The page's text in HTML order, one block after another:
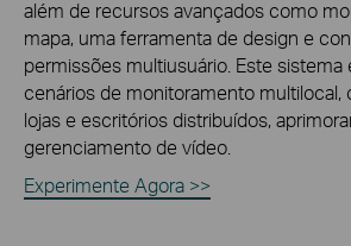
além de recursos avançados como
mapa, uma ferramenta de design e
permissões multiusuário. Este sistema
cenários de monitoramento multilocal,
lojas e escritórios distribuídos,
gerenciamento de vídeo.
Experimente Agora >>